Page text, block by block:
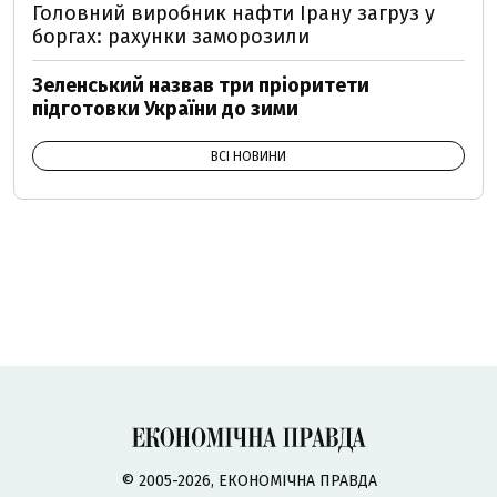
Головний виробник нафти Ірану загруз у
боргах: рахунки заморозили
Зеленський назвав три пріоритети
підготовки України до зими
ВСІ НОВИНИ
© 2005-2026, ЕКОНОМІЧНА ПРАВДА